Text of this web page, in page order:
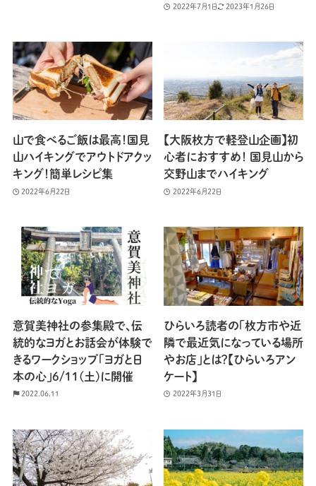
2022年7月1日 2023年1月26日
山で食べるご飯は最高！国見
山ハイキングでアウトドアクッ
キング！簡単レシピ集
2022年6月22日
【大阪枚方で軽登山企画】初
心者におすすめ！ 国見山から
交野山までハイキング
2022年6月22日
意賀美神社の参集殿で、伝
統的なヨガとお話会が体験で
きるワークショップ「ヨガと日
本の心」6/11(土)に開催
2022.06.11
ひらいろ読者の「枚方市や近
隣で最近気になっている場所
やお店」とは？【ひらいろアン
ケート】
2022年3月31日